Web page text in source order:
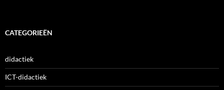
CATEGORIEËN
didactiek
ICT-didactiek